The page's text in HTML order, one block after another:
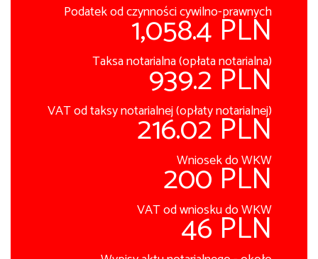
Podatek od czynności cywilno-prawnych
1,058.4 PLN
Taksa notarialna (opłata notarialna)
939.2 PLN
VAT od taksy notarialnej (opłaty notarialnej)
216.02 PLN
Wniosek do WKW
200 PLN
VAT od wniosku do WKW
46 PLN